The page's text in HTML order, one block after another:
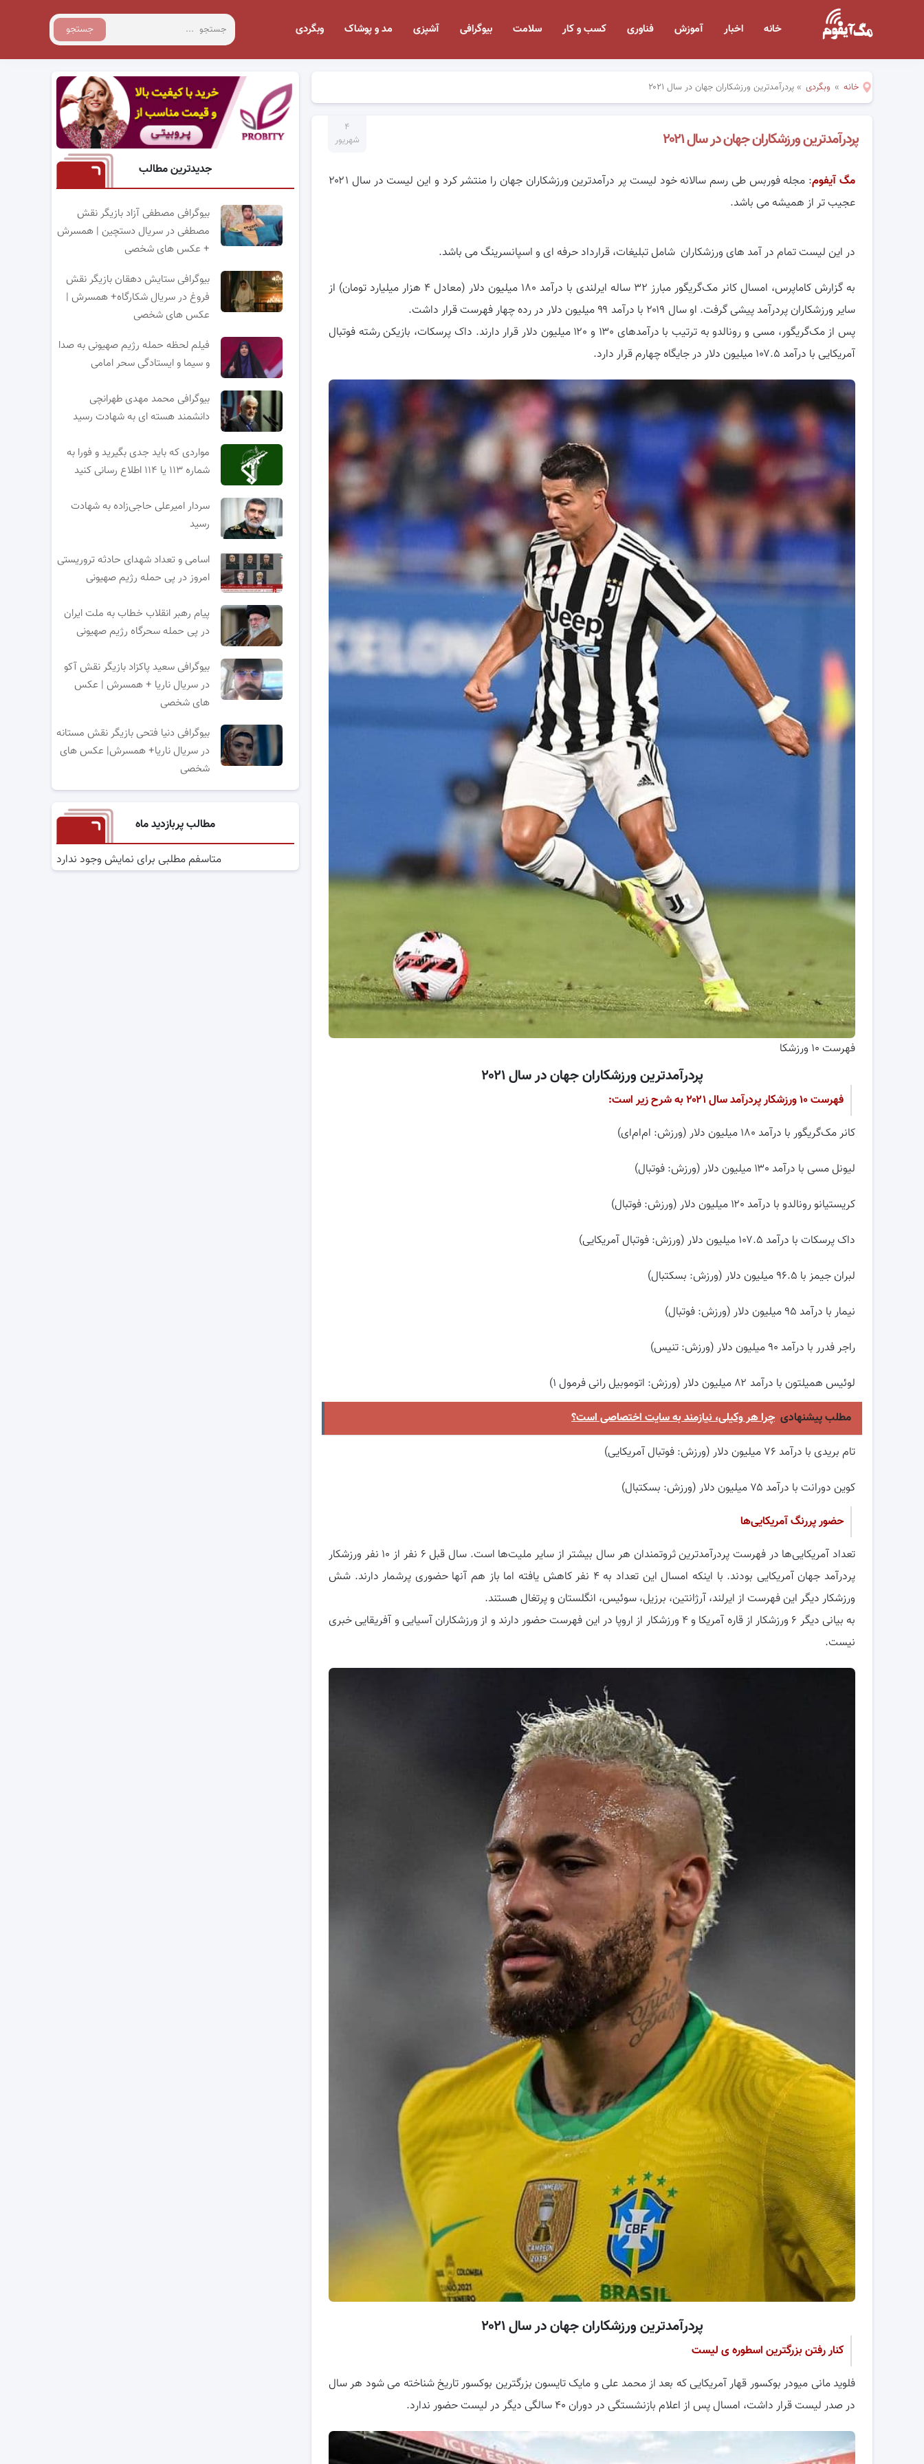
جستجو خانه اخبار آموزش فناوری کسب و کار سلامت بیوگرافی آشپزی مد و پوشاک وبگردی
خانه » وبگردی » پردرآمدترین ورزشکاران جهان در سال ۲۰۲۱
۴
شهریور
پردرآمدترین ورزشکاران جهان در سال ۲۰۲۱
مگ آیفوم
: مجله فوربس طی رسم سالانه خود لیست پر درآمدترین ورزشکاران جهان را منتشر کرد و این لیست در سال ۲۰۲۱
عجیب تر از همیشه می باشد.
در این لیست تمام در آمد های ورزشکاران شامل تبلیغات، قرارداد حرفه ای و اسپانسرینگ می باشد.
به گزارش کاماپرس، امسال کانر مک‌گریگور مبارز ۳۲ ساله ایرلندی با درآمد ۱۸۰ میلیون دلار (معادل ۴ هزار میلیارد تومان) از
سایر ورزشکاران پردرآمد پیشی گرفت. او سال ۲۰۱۹ با درآمد ۹۹ میلیون دلار در رده چهار فهرست قرار داشت.
پس از مک‌گریگور، مسی و رونالدو به ترتیب با درآمدهای ۱۳۰ و ۱۲۰ میلیون دلار قرار دارند. داک پرسکات، بازیکن رشته فوتبال
آمریکایی با درآمد ۱۰۷.۵ میلیون دلار در جایگاه چهارم قرار دارد.
فهرست ۱۰ ورزشکا
پردرآمدترین ورزشکاران جهان در سال ۲۰۲۱
فهرست ۱۰ ورزشکار پردرآمد سال ۲۰۲۱ به شرح زیر است:
کانر مک‌گریگور با درآمد ۱۸۰ میلیون دلار (ورزش: ام‌ام‌ای)
لیونل مسی با درآمد ۱۳۰ میلیون دلار (ورزش: فوتبال)
کریستیانو رونالدو با درآمد ۱۲۰ میلیون دلار (ورزش: فوتبال)
داک پرسکات با درآمد ۱۰۷.۵ میلیون دلار (ورزش: فوتبال آمریکایی)
لبران جیمز با ۹۶.۵ میلیون دلار (ورزش: بسکتبال)
نیمار با درآمد ۹۵ میلیون دلار (ورزش: فوتبال)
راجر فدرر با درآمد ۹۰ میلیون دلار (ورزش: تنیس)
لوئیس همیلتون با درآمد ۸۲ میلیون دلار (ورزش: اتوموبیل رانی فرمول ۱)
مطلب پیشنهادی چرا هر وکیلی، نیازمند به سایت اختصاصی است؟
تام بریدی با درآمد ۷۶ میلیون دلار (ورزش: فوتبال آمریکایی)
کوین دورانت با درآمد ۷۵ میلیون دلار (ورزش: بسکتبال)
حضور پررنگ آمریکایی‌ها
تعداد آمریکایی‌ها در فهرست پردرآمدترین ثروتمندان هر سال بیشتر از سایر ملیت‌ها است. سال قبل ۶ نفر از ۱۰ نفر ورزشکار
پردرآمد جهان آمریکایی بودند. با اینکه امسال این تعداد به ۴ نفر کاهش یافته اما باز هم آنها حضوری پرشمار دارند. شش
ورزشکار دیگر این فهرست از ایرلند، آرژانتین، برزیل، سوئیس، انگلستان و پرتغال هستند.
به بیانی دیگر ۶ ورزشکار از قاره آمریکا و ۴ ورزشکار از اروپا در این فهرست حضور دارند و از ورزشکاران آسیایی و آفریقایی خبری
نیست.
پردرآمدترین ورزشکاران جهان در سال ۲۰۲۱
کنار رفتن بزرگترین اسطوره ی لیست
فلوید مانی میودر بوکسور قهار آمریکایی که بعد از محمد علی و مایک تایسون بزرگترین بوکسور تاریخ شناخته می شود هر سال
در صدر لیست قرار داشت، امسال پس از اعلام بازنشستگی در دوران ۴۰ سالگی دیگر در لیست حضور ندارد.
جدیدترین مطالب
بیوگرافی مصطفی آزاد بازیگر نقش
مصطفی در سریال دستچین | همسرش
+ عکس های شخصی
بیوگرافی ستایش دهقان بازیگر نقش
فروغ در سریال شکارگاه+ همسرش |
عکس های شخصی
فیلم لحظه حمله رژیم صهیونی به صدا
و سیما و ایستادگی سحر امامی
بیوگرافی محمد مهدی طهرانچی
دانشمند هسته ای به شهادت رسید
مواردی که باید جدی بگیرید و فورا به
شماره ۱۱۳ یا ۱۱۴ اطلاع رسانی کنید
سردار امیرعلی حاجی‌زاده به شهادت
رسید
اسامی و تعداد شهدای حادثه تروریستی
امروز در پی حمله رژیم صهیونی
پیام رهبر انقلاب خطاب به ملت ایران
در پی حمله سحرگاه رژیم صهیونی
بیوگرافی سعید پاکزاد بازیگر نقش آکو
در سریال ناریا + همسرش | عکس
های شخصی
بیوگرافی دنیا فتحی بازیگر نقش مستانه
در سریال ناریا+ همسرش| عکس های
شخصی
مطالب پربازدید ماه
متاسفم مطلبی برای نمایش وجود ندارد